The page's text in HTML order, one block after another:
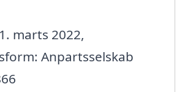
marts 2022,
Anpartsselskab